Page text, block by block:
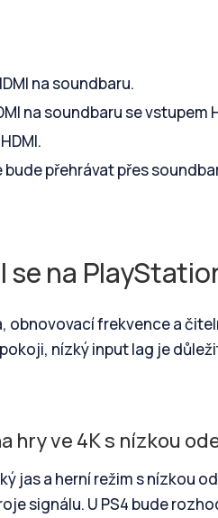
na soundbaru.
na soundbaru se vstupem
přehrávat přes
se na
obnovovací frekvence a
nízký input lag je
hry ve 4K s nízkou
jas a herní režim s nízkou
signálu. U PS4 bude